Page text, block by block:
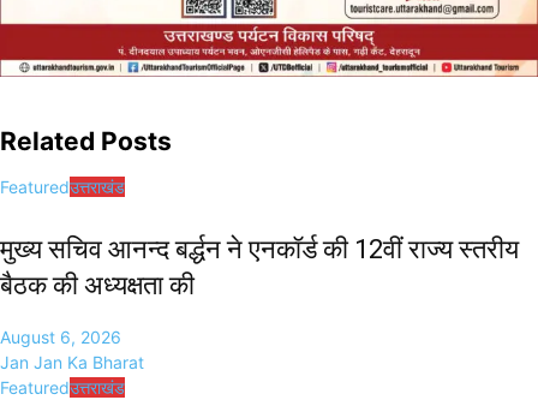
Related Posts
Featuredउत्तराखंड
मुख्य सचिव आनन्द बर्द्धन ने एनकॉर्ड की 12वीं राज्य स्तरीय
बैठक की अध्यक्षता की
August 6, 2026
Jan Jan Ka Bharat
Featuredउत्तराखंड